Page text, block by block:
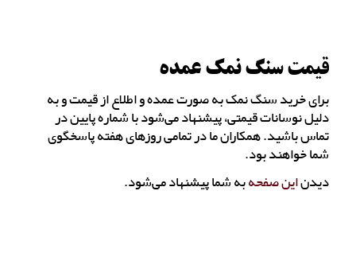
قیمت سنگ نمک عمده
برای خرید سنگ نمک به صورت عمده و اطلاع از قیمت و به
دلیل نوسانات قیمتی، پیشنهاد می‌شود با شماره پایین در
تماس باشید. همکاران ما در تمامی روزهای هفته پاسخگوی
شما خواهند بود.
دیدناین صفحهبه شما پیشنهاد می‌شود.